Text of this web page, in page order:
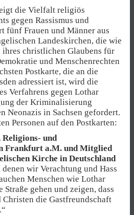
die Vielfalt religiös
gegen Rassismus und
fünf Frauen und Männer aus
Landeskirchen, die wie
christlichen Glaubens für
und Menschenrechten
Postkarte, die an die
adressiert ist, wird die
Verfahrens gegen Lothar
der Kriminalisierung
Neonazis in Sachsen gefordert.
Personen auf den Postkarten:
und
Frankfurt a.M. und Mitglied
Kirche in Deutschland
wir Verachtung und Hass
Menschen wie Lothar
gehen und zeigen, dass
die Gastfreundschaft